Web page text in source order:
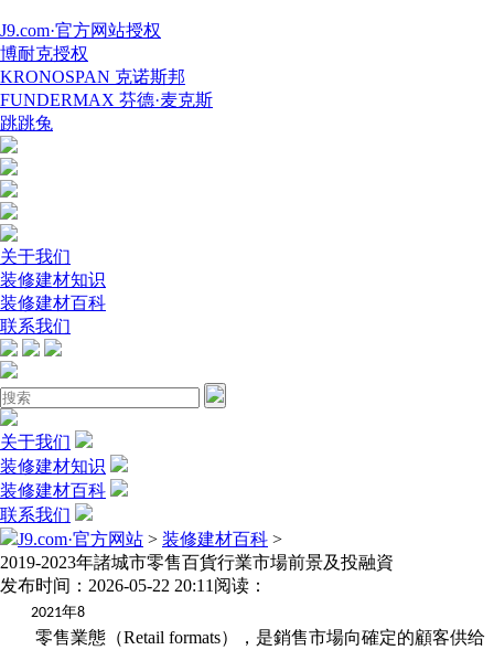
J9.com·官方网站授权
博耐克授权
KRONOSPAN 克诺斯邦
FUNDERMAX 芬德·麦克斯
跳跳兔
关于我们
装修建材知识
装修建材百科
联系我们
关于我们
装修建材知识
装修建材百科
联系我们
J9.com·官方网站 > 装修建材百科 >
2019-2023年諸城市零售百貨行業市場前景及投融資
发布时间：2026-05-22 20:11 阅读：
2021年8
零售業態（Retail formats），是銷售市場向確定的顧客供给